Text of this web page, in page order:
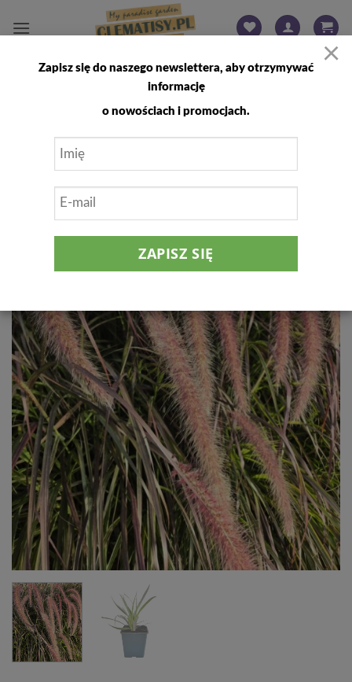
FILTRUJ
×
Zapisz się do naszego newslettera, aby otrzymywać
informację
o nowościach i promocjach.